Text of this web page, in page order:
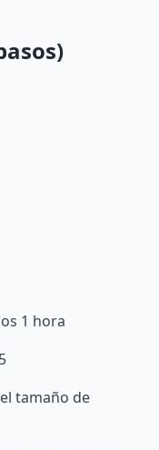
1 hora
tamaño de